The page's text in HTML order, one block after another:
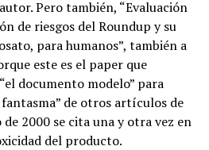
Pero también, “Evaluación
de riesgos del Roundup y su
para humanos”, también a
este es el paper que
documento modelo” para
de otros artículos de
2000 se cita una y otra vez en
del producto.